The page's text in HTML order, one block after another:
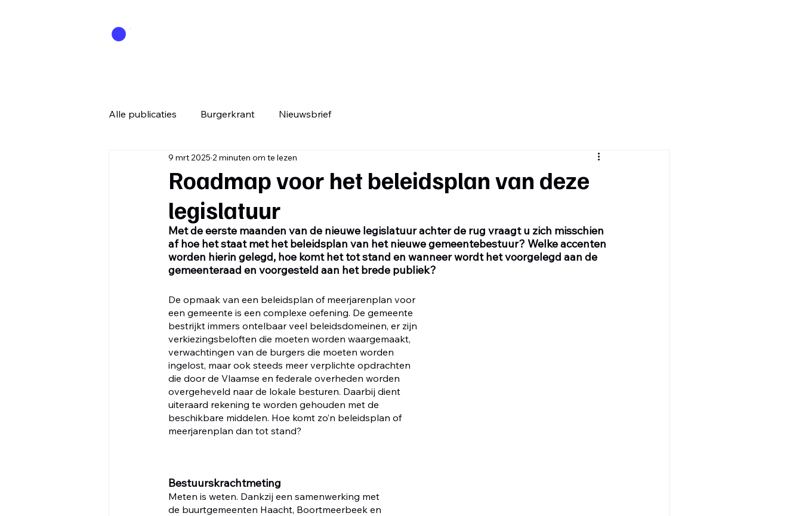
Alle publicaties Burgerkrant Nieuwsbrief
Roadmap voor het beleidsplan van deze
legislatuur
9 mrt 2025 2 minuten om te lezen
Met de eerste maanden van de nieuwe legislatuur achter de rug vraagt u zich misschien
af hoe het staat met het beleidsplan van het nieuwe gemeentebestuur? Welke accenten
worden hierin gelegd, hoe komt het tot stand en wanneer wordt het voorgelegd aan de
gemeenteraad en voorgesteld aan het brede publiek?
De opmaak van een beleidsplan of meerjarenplan voor
een gemeente is een complexe oefening. De gemeente
bestrijkt immers ontelbaar veel beleidsdomeinen, er zijn
verkiezingsbeloften die moeten worden waargemaakt,
verwachtingen van de burgers die moeten worden
ingelost, maar ook steeds meer verplichte opdrachten
die door de Vlaamse en federale overheden worden
overgeheveld naar de lokale besturen. Daarbij dient
uiteraard rekening te worden gehouden met de
beschikbare middelen. Hoe komt zo’n beleidsplan of
meerjarenplan dan tot stand?
Bestuurskrachtmeting
Meten is weten. Dankzij een samenwerking met
de buurtgemeenten Haacht, Boortmeerbeek en